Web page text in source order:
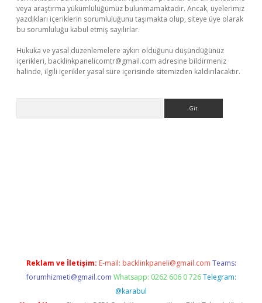
veya araştırma yükümlülüğümüz bulunmamaktadır. Ancak, üyelerimiz
yazdıkları içeriklerin sorumluluğunu taşımakta olup, siteye üye olarak
bu sorumluluğu kabul etmiş sayılırlar.
Hukuka ve yasal düzenlemelere aykırı olduğunu düşündüğünüz
içerikleri, backlinkpanelicomtr@gmail.com adresine bildirmeniz
halinde, ilgili içerikler yasal süre içerisinde sitemizden kaldırılacaktır.
Reklam ve İletişim: E-mail: backlinkpaneli@gmail.com Teams:
forumhizmeti@gmail.com Whatsapp: 0262 606 0 726 Telegram:
@karabul